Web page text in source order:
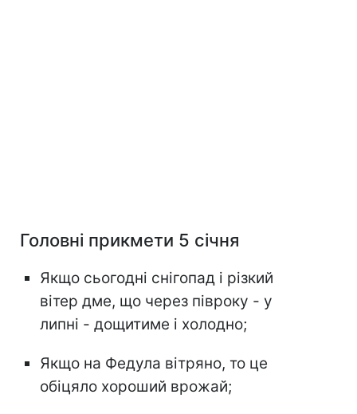
Головні прикмети 5 січня
Якщо сьогодні снігопад і різкий
вітер дме, що через півроку - у
липні - дощитиме і холодно;
Якщо на Федула вітряно, то це
обіцяло хороший врожай;